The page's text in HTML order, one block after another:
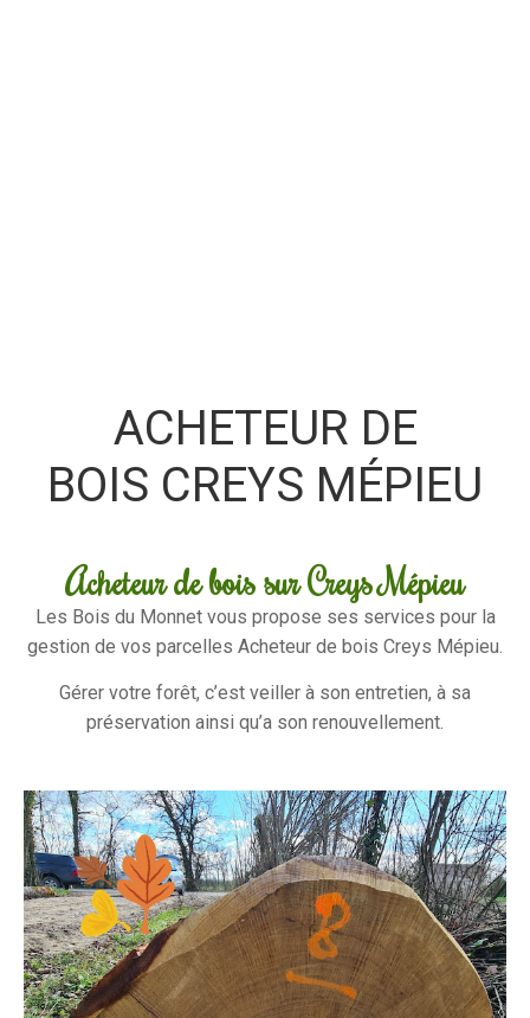
ACHETEUR DE
BOIS CREYS MÉPIEU
Acheteur de bois sur Creys Mépieu
Les Bois du Monnet vous propose ses services pour la
gestion de vos parcelles Acheteur de bois Creys Mépieu.
Gérer votre forêt, c’est veiller à son entretien, à sa
préservation ainsi qu’a son renouvellement.